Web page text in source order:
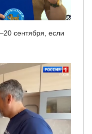
сентября, если